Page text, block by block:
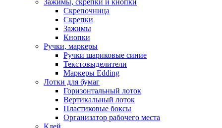
Зажимы, скрепки и кнопки
Скрепочница
Скрепки
Зажимы
Кнопки
Ручки, маркеры
Ручки шариковые синие
Текстовыделители
Маркеры Edding
Лотки для бумаг
Горизонтальный лоток
Вертикальный лоток
Пластиковые боксы
Организатор рабочего места
Клей